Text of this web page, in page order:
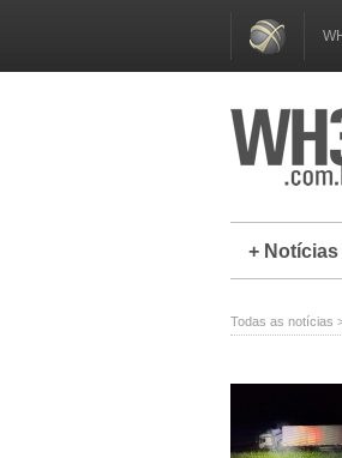
+ Notícias
Todas as notícias